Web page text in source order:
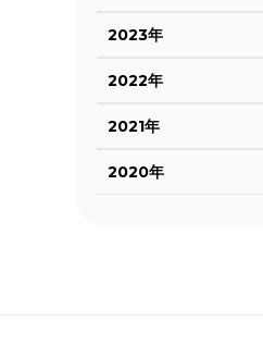
2023年
2022年
2021年
2020年